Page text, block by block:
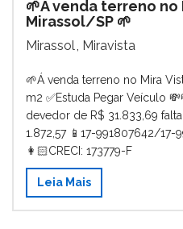
🌱Á venda terreno no
Mirassol/SP 🌱
Mirassol, Miravista
🌱Á venda terreno no Mira
m2 ✅Estuda Pegar Veículo
devedor de R$ 31.833,69
1.872,57 📱17-991807642/17-
👩🏻CRECI: 173779-F
Leia Mais